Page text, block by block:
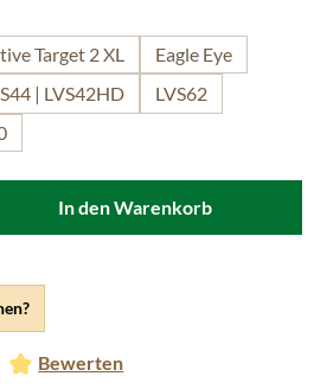
Bewerten
Target 2 XL
Eagle Eye
| LVS42HD
LVS62
In den Warenkorb